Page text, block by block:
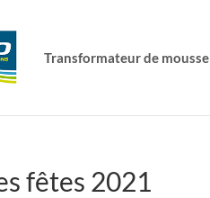
Transformateur de mousse
fêtes 2021